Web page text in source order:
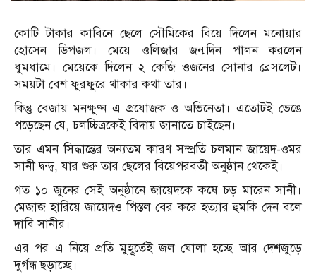
কোটি টাকার কাবিনে ছেলে সৌমিকের বিয়ে দিলেন মনোয়ার
হোসেন ডিপজল। মেয়ে ওলিজার জন্মদিন পালন করলেন
ধুমধামে। মেয়েকে দিলেন ২ কেজি ওজনের সোনার ব্রেসলেট।
সময়টা বেশ ফুরফুরে থাকার কথা তার।
কিন্তু বেজায় মনক্ষুণ্ন এ প্রযোজক ও অভিনেতা। এতোটই ভেঙে
পড়েছেন যে, চলচ্চিত্রকেই বিদায় জানাতে চাইছেন।
তার এমন সিদ্ধান্তের অন্যতম কারণ সম্প্রতি চলমান জায়েদ-ওমর
সানী দ্বন্দ্ব, যার শুরু তার ছেলের বিয়েপরবর্তী অনুষ্ঠান থেকেই।
গত ১০ জুনের সেই অনুষ্ঠানে জায়েদকে কষে চড় মারেন সানী।
মেজাজ হারিয়ে জায়েদও পিস্তল বের করে হত্যার হুমকি দেন বলে
দাবি সানীর।
এর পর এ নিয়ে প্রতি মুহূর্তেই জল ঘোলা হচ্ছে আর দেশজুড়ে
দুর্গন্ধ ছড়াচ্ছে।